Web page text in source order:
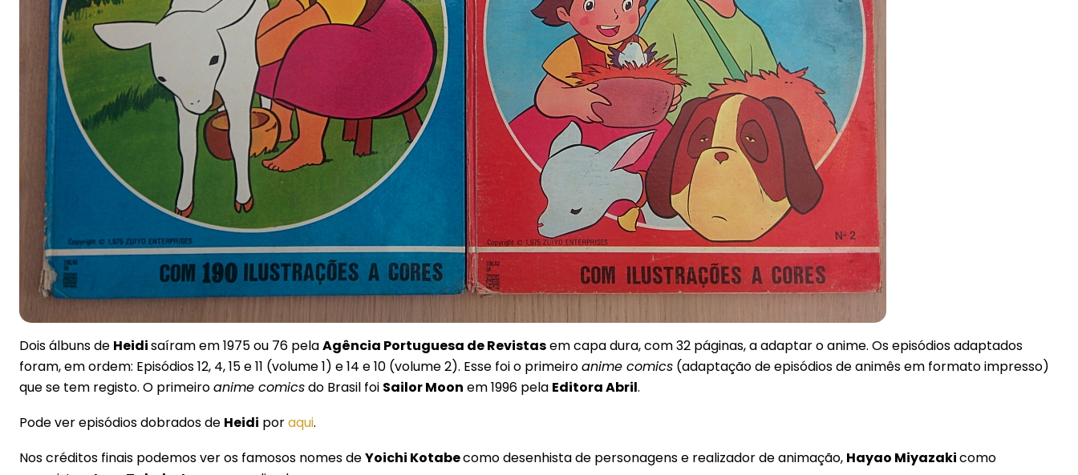
Dois álbuns de Heidisaíram em 1975 ou 76 pelaAgência Portuguesa de Revistasem capa dura, com 32 páginas, a adaptar o anime. Os episódios adaptados
foram, em ordem: Episódios 12, 4, 15 e 11 (volume 1) e 14 e 10 (volume 2). Esse foi o primeiroanime comics (adaptação de episódios de animês em formato impresso)
que se tem registo. O primeiroanime comicsdo Brasil foi Sailor Moon em 1996 pela Editora Abril.
Pode ver episódios dobrados de Heidi poraqui.
Nos créditos finais podemos ver os famosos nomes deYoichi Kotabecomo desenhista de personagens e realizador de animação, Hayao Miyazakicomo